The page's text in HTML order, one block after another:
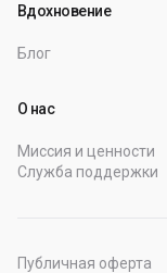
Вдохновение
Блог
О нас
Миссия и ценности
Служба поддержки
Публичная оферта